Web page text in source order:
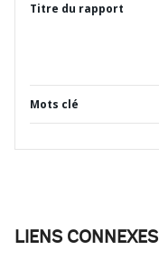
Titre du rapport
Mots clé
LIENS CONNEXES